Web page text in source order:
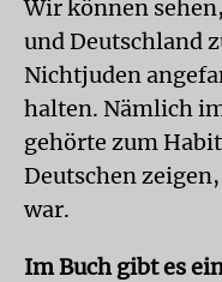
Wir können
und Deutschland
Nichtjuden
halten. Nämlich
gehörte zum
Deutschen
war.
Im Buch gibt es